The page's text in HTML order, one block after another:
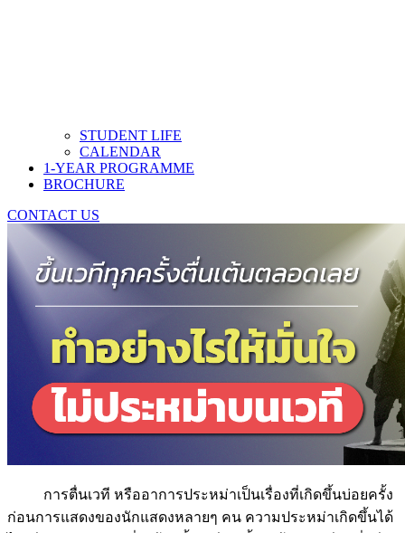
STUDENT LIFE
CALENDAR
1-YEAR PROGRAMME
BROCHURE
CONTACT US
การตื่นเวที หรืออาการประหม่าเป็นเรื่องที่เกิดขึ้นบ่อยครั้ง
ก่อนการแสดงของนักแสดงหลายๆ คน ความประหม่าเกิดขึ้นได้